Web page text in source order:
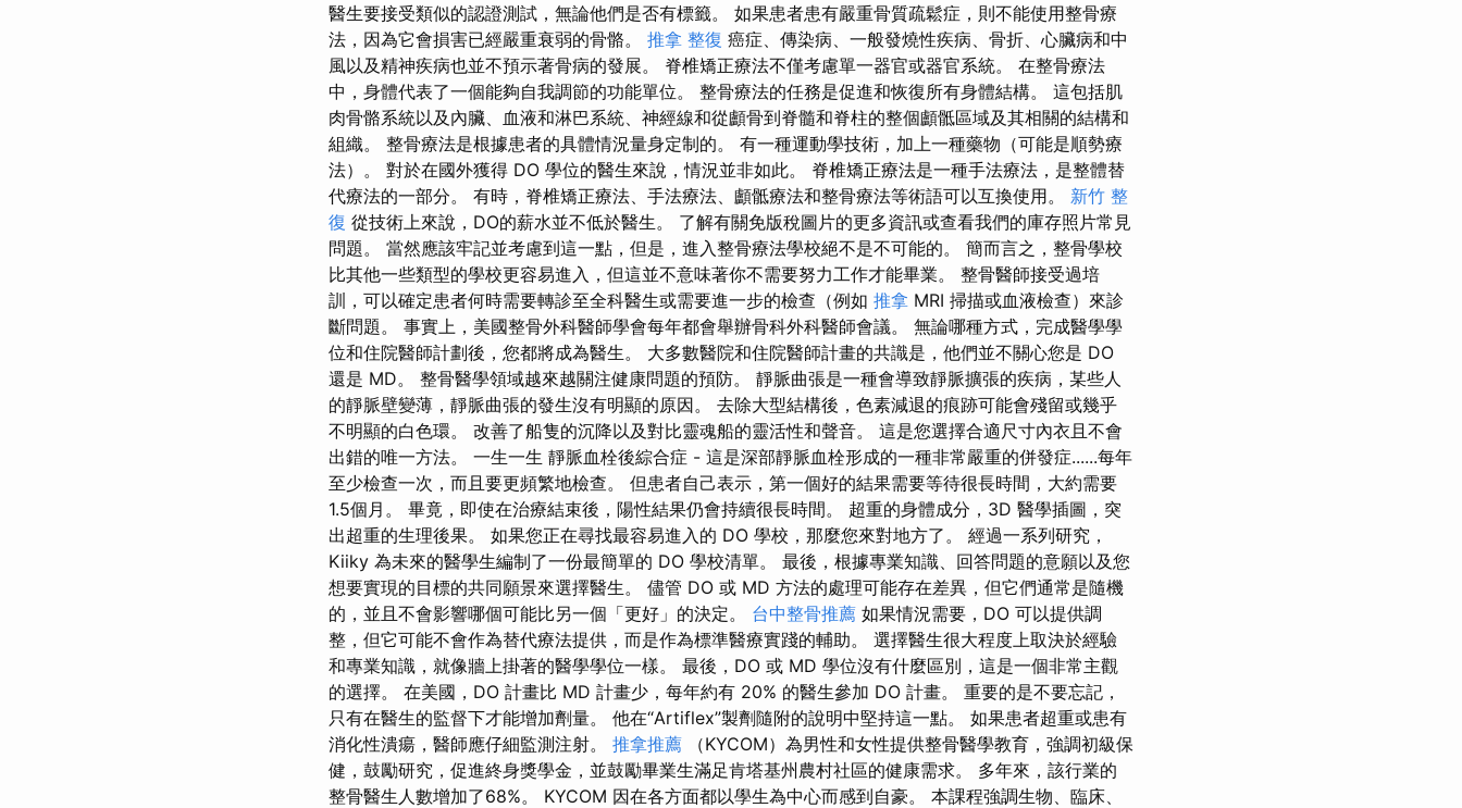
醫生要接受類似的認證測試，無論他們是否有標籤。 如果患者患有嚴重骨質疏鬆症，則不能使用整骨療
法，因為它會損害已經嚴重衰弱的骨骼。 推拿 整復 癌症、傳染病、一般發燒性疾病、骨折、心臟病和中
風以及精神疾病也並不預示著骨病的發展。 脊椎矯正療法不僅考慮單一器官或器官系統。 在整骨療法
中，身體代表了一個能夠自我調節的功能單位。 整骨療法的任務是促進和恢復所有身體結構。 這包括肌
肉骨骼系統以及內臟、血液和淋巴系統、神經線和從顱骨到脊髓和脊柱的整個顱骶區域及其相關的結構和
組織。 整骨療法是根據患者的具體情況量身定制的。 有一種運動學技術，加上一種藥物（可能是順勢療
法）。 對於在國外獲得 DO 學位的醫生來說，情況並非如此。 脊椎矯正療法是一種手法療法，是整體替
代療法的一部分。 有時，脊椎矯正療法、手法療法、顱骶療法和整骨療法等術語可以互換使用。 新竹 整
復 從技術上來說，DO的薪水並不低於醫生。 了解有關免版稅圖片的更多資訊或查看我們的庫存照片常見
問題。 當然應該牢記並考慮到這一點，但是，進入整骨療法學校絕不是不可能的。 簡而言之，整骨學校
比其他一些類型的學校更容易進入，但這並不意味著你不需要努力工作才能畢業。 整骨醫師接受過培
訓，可以確定患者何時需要轉診至全科醫生或需要進一步的檢查（例如 推拿 MRI 掃描或血液檢查）來診
斷問題。 事實上，美國整骨外科醫師學會每年都會舉辦骨科外科醫師會議。 無論哪種方式，完成醫學學
位和住院醫師計劃後，您都將成為醫生。 大多數醫院和住院醫師計畫的共識是，他們並不關心您是 DO
還是 MD。 整骨醫學領域越來越關注健康問題的預防。 靜脈曲張是一種會導致靜脈擴張的疾病，某些人
的靜脈壁變薄，靜脈曲張的發生沒有明顯的原因。 去除大型結構後，色素減退的痕跡可能會殘留或幾乎
不明顯的白色環。 改善了船隻的沉降以及對比靈魂船的靈活性和聲音。 這是您選擇合適尺寸內衣且不會
出錯的唯一方法。 一生一生 靜脈血栓後綜合症 - 這是深部靜脈血栓形成的一種非常嚴重的併發症......每年
至少檢查一次，而且要更頻繁地檢查。 但患者自己表示，第一個好的結果需要等待很長時間，大約需要
1.5個月。 畢竟，即使在治療結束後，陽性結果仍會持續很長時間。 超重的身體成分，3D 醫學插圖，突
出超重的生理後果。 如果您正在尋找最容易進入的 DO 學校，那麼您來對地方了。 經過一系列研究，
Kiiky 為未來的醫學生編制了一份最簡單的 DO 學校清單。 最後，根據專業知識、回答問題的意願以及您
想要實現的目標的共同願景來選擇醫生。 儘管 DO 或 MD 方法的處理可能存在差異，但它們通常是隨機
的，並且不會影響哪個可能比另一個「更好」的決定。 台中整骨推薦 如果情況需要，DO 可以提供調
整，但它可能不會作為替代療法提供，而是作為標準醫療實踐的輔助。 選擇醫生很大程度上取決於經驗
和專業知識，就像牆上掛著的醫學學位一樣。 最後，DO 或 MD 學位沒有什麼區別，這是一個非常主觀
的選擇。 在美國，DO 計畫比 MD 計畫少，每年約有 20% 的醫生參加 DO 計畫。 重要的是不要忘記，
只有在醫生的監督下才能增加劑量。 他在“Artiflex”製劑隨附的說明中堅持這一點。 如果患者超重或患有
消化性潰瘍，醫師應仔細監測注射。 推拿推薦 （KYCOM）為男性和女性提供整骨醫學教育，強調初級保
健，鼓勵研究，促進終身獎學金，並鼓勵畢業生滿足肯塔基州農村社區的健康需求。 多年來，該行業的
整骨醫生人數增加了68%。 KYCOM 因在各方面都以學生為中心而感到自豪。 本課程強調生物、臨床、